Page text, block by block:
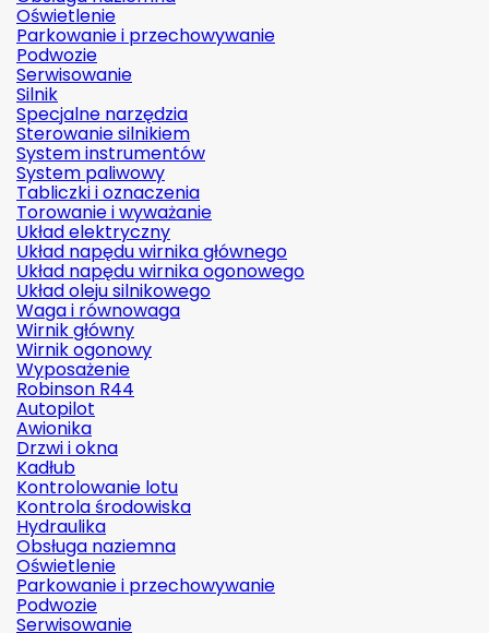
Oświetlenie
Parkowanie i przechowywanie
Podwozie
Serwisowanie
Silnik
Specjalne narzędzia
Sterowanie silnikiem
System instrumentów
System paliwowy
Tabliczki i oznaczenia
Torowanie i wyważanie
Układ elektryczny
Układ napędu wirnika głównego
Układ napędu wirnika ogonowego
Układ oleju silnikowego
Waga i równowaga
Wirnik główny
Wirnik ogonowy
Wyposażenie
Robinson R44
Autopilot
Awionika
Drzwi i okna
Kadłub
Kontrolowanie lotu
Kontrola środowiska
Hydraulika
Obsługa naziemna
Oświetlenie
Parkowanie i przechowywanie
Podwozie
Serwisowanie